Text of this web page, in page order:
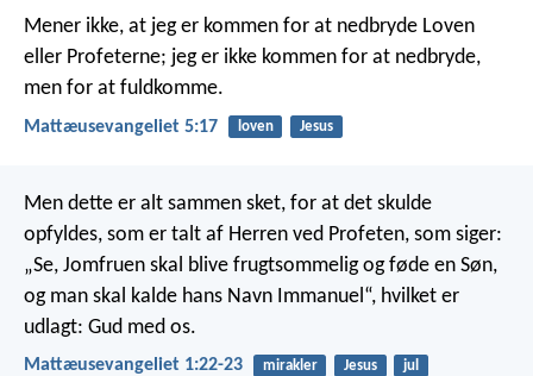
Mener ikke, at jeg er kommen for at nedbryde Loven
eller Profeterne; jeg er ikke kommen for at nedbryde,
men for at fuldkomme.
Mattæusevangeliet 5:17 loven Jesus
Men dette er alt sammen sket, for at det skulde
opfyldes, som er talt af Herren ved Profeten, som siger:
„Se, Jomfruen skal blive frugtsommelig og føde en Søn,
og man skal kalde hans Navn Immanuel“, hvilket er
udlagt: Gud med os.
Mattæusevangeliet 1:22-23 mirakler Jesus jul